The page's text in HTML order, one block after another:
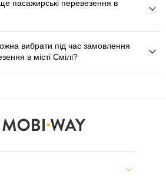
пасажирські перевезення в
вибрати під час замовлення
в місті Смілі?